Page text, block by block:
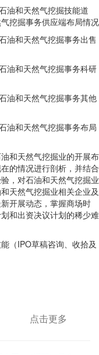
和天然气挖掘技能道
挖掘事务供应端布局情况
和天然气挖掘事务出售
和天然气挖掘事务科研
和天然气挖掘事务其他
和天然气挖掘事务布局
天然气挖掘业的开展布
的情况进行剖析，并结合
，对石油和天然气挖掘业
天然气挖掘业相关企业及
开展动态，掌握商场时
和出资决议计划的稀少难
（IPO草稿咨询、收拾及
点击更多